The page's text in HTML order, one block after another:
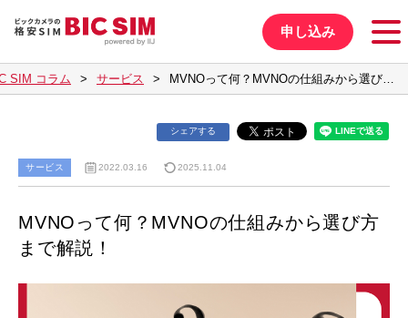
申し込み
SIM コラム サービス MVNOって何？MVNOの仕組みから選び…
シェアする
サービス 2022.03.16 2025.11.04
MVNOって何？MVNOの仕組みから選び方
まで解説！